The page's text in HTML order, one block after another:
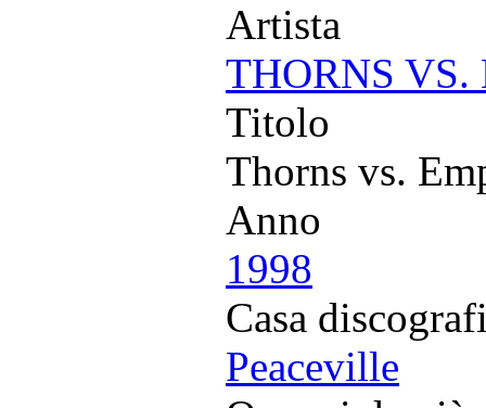
Artista
THORNS VS.
Titolo
Thorns vs.
Anno
1998
Casa
Peaceville